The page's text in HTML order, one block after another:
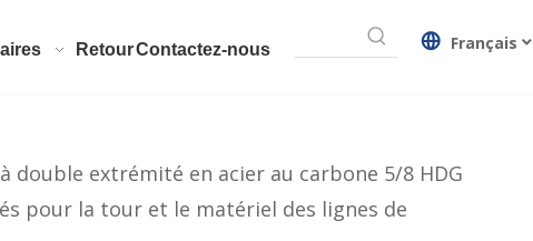
RetourContactez-nous Français
double extrémité en acier au carbone 5/8 HDG
pour la tour et le matériel des lignes de